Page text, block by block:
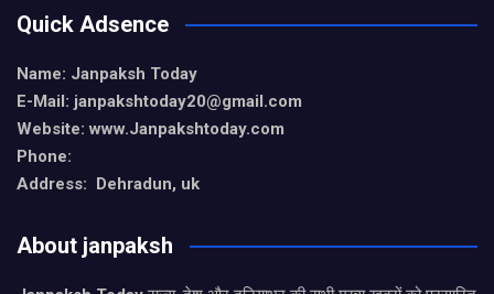
Quick Adsence
Name: Janpaksh Today
E-Mail: janpakshtoday20@gmail.com
Website: www.Janpakshtoday.com
Phone:
Address: Dehradun, uk
About janpaksh